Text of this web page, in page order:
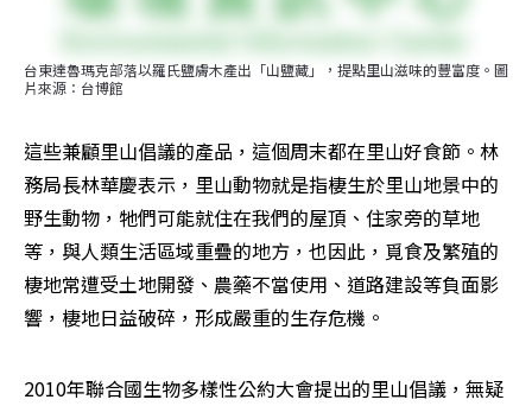
台東達魯瑪克部落以羅氏鹽膚木產出「山鹽藏」，提點里山滋味的豐富度。圖
片來源：台博館
這些兼顧里山倡議的產品，這個周末都在里山好食節。林
務局長林華慶表示，里山動物就是指棲生於里山地景中的
野生動物，牠們可能就住在我們的屋頂、住家旁的草地
等，與人類生活區域重疊的地方，也因此，覓食及繁殖的
棲地常遭受土地開發、農藥不當使用、道路建設等負面影
響，棲地日益破碎，形成嚴重的生存危機。
2010年聯合國生物多樣性公約大會提出的里山倡議，無疑